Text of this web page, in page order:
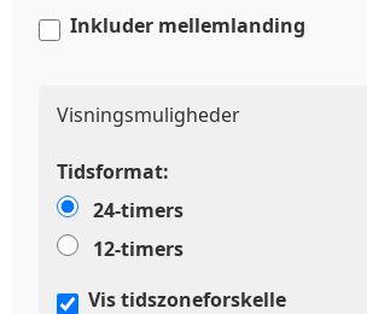
Inkluder mellemlanding
Visningsmuligheder
Tidsformat:
24-timers
12-timers
Vis tidszoneforskelle